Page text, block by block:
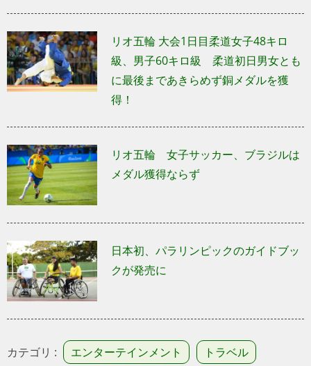
リオ五輪 大会1日目柔道女子48キロ
級、男子60キロ級 柔道初日男女とも
に最後まであきらめず銅メダルを獲
得！
リオ五輪 女子サッカー、ブラジルは
メダル獲得ならず
日本初、パラリンピックのガイドブッ
クが発売に
カテゴリ : エンターテインメント トラベル